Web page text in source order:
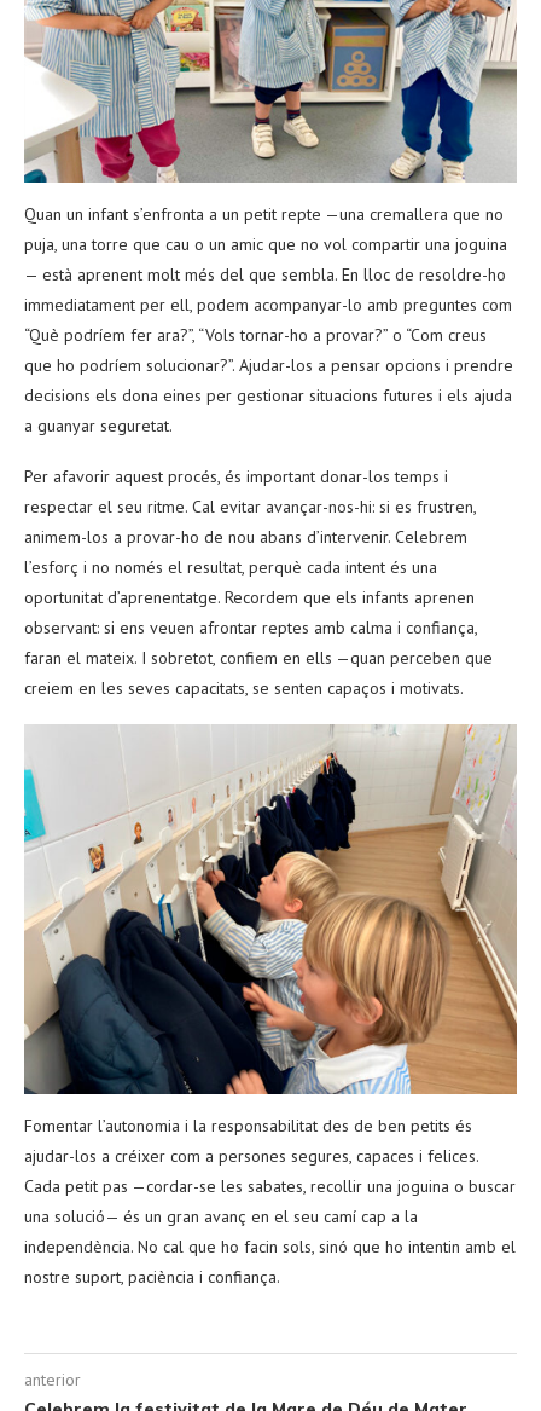
Quan un infant s’enfronta a un petit repte —una cremallera que no
puja, una torre que cau o un amic que no vol compartir una joguina
— està aprenent molt més del que sembla. En lloc de resoldre-ho
immediatament per ell, podem acompanyar-lo amb preguntes com
“Què podríem fer ara?”, “Vols tornar-ho a provar?” o “Com creus
que ho podríem solucionar?”. Ajudar-los a pensar opcions i prendre
decisions els dona eines per gestionar situacions futures i els ajuda
a guanyar seguretat.
Per afavorir aquest procés, és important donar-los temps i
respectar el seu ritme. Cal evitar avançar-nos-hi: si es frustren,
animem-los a provar-ho de nou abans d’intervenir. Celebrem
l’esforç i no només el resultat, perquè cada intent és una
oportunitat d’aprenentatge. Recordem que els infants aprenen
observant: si ens veuen afrontar reptes amb calma i confiança,
faran el mateix. I sobretot, confiem en ells —quan perceben que
creiem en les seves capacitats, se senten capaços i motivats.
Fomentar l’autonomia i la responsabilitat des de ben petits és
ajudar-los a créixer com a persones segures, capaces i felices.
Cada petit pas —cordar-se les sabates, recollir una joguina o buscar
una solució— és un gran avanç en el seu camí cap a la
independència. No cal que ho facin sols, sinó que ho intentin amb el
nostre suport, paciència i confiança.
anterior